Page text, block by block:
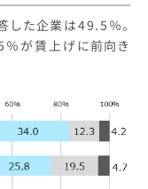
した企業は49.5％。
が賃上げに前向き